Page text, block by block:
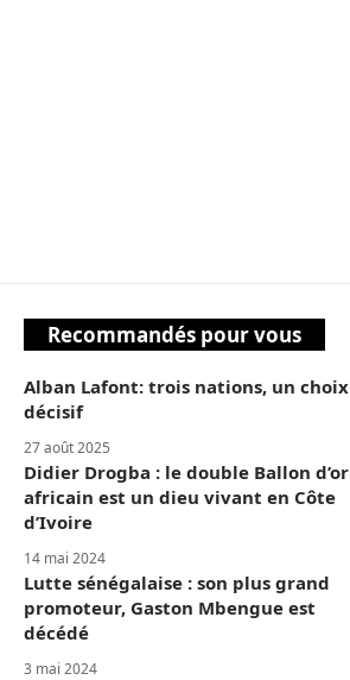
Recommandés pour vous
Alban Lafont: trois nations, un choix
décisif
27 août 2025
Didier Drogba : le double Ballon d’or
africain est un dieu vivant en Côte
d’Ivoire
14 mai 2024
Lutte sénégalaise : son plus grand
promoteur, Gaston Mbengue est
décédé
3 mai 2024